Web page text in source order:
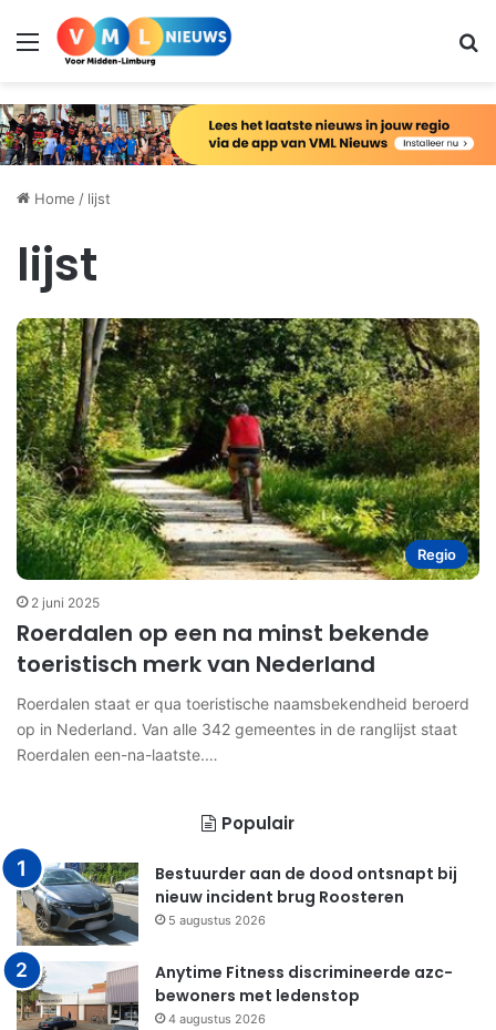
Menu
Home / lijst
lijst
Regio
2 juni 2025
Roerdalen op een na minst bekende
toeristisch merk van Nederland
Roerdalen staat er qua toeristische naamsbekendheid beroerd
op in Nederland. Van alle 342 gemeentes in de ranglijst staat
Roerdalen een-na-laatste.…
Populair
Bestuurder aan de dood ontsnapt bij
nieuw incident brug Roosteren
5 augustus 2026
Anytime Fitness discrimineerde azc-
bewoners met ledenstop
4 augustus 2026